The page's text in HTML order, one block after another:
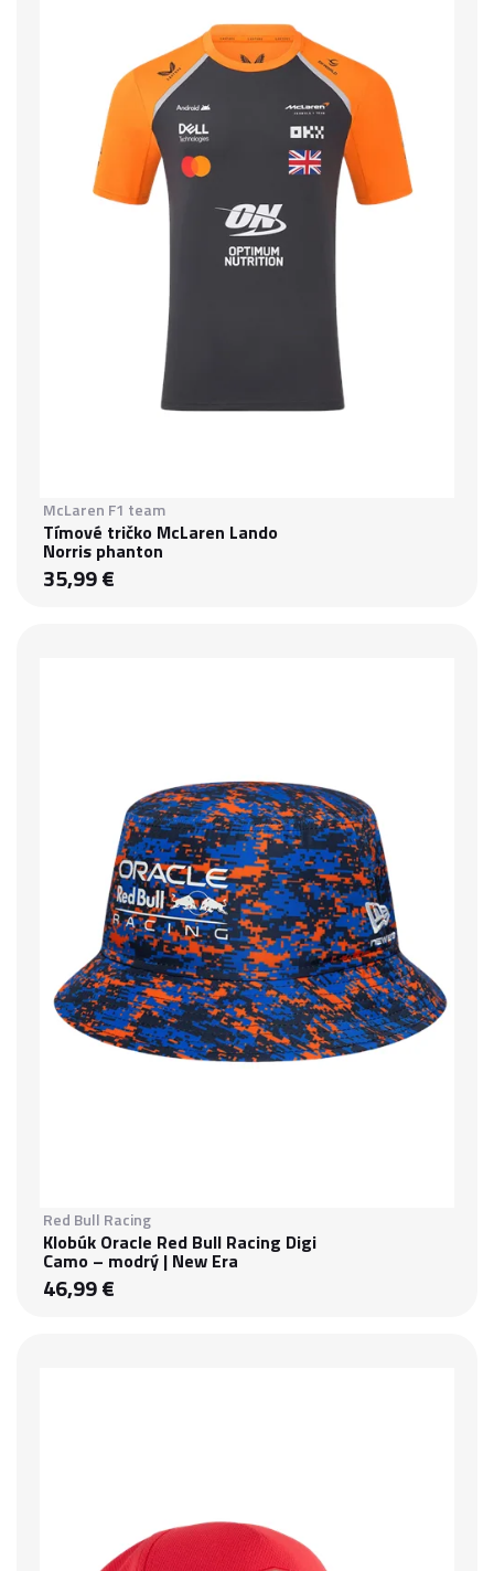
McLaren F1 team
Tímové tričko McLaren Lando
Norris phanton
35,99 €
Red Bull Racing
Klobúk Oracle Red Bull Racing Digi
Camo – modrý | New Era
46,99 €